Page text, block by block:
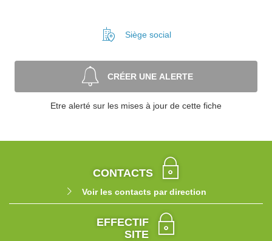
Siège social
CRÉER UNE ALERTE
Etre alerté sur les mises à jour de cette fiche
CONTACTS
Voir les contacts par direction
EFFECTIF
SITE